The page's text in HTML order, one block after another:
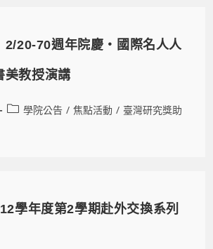
2/20-70週年院慶‧國際名人人
美教授演講
學院公告 / 焦點活動 / 臺灣研究獎助
學年度第2學期赴外交換系列